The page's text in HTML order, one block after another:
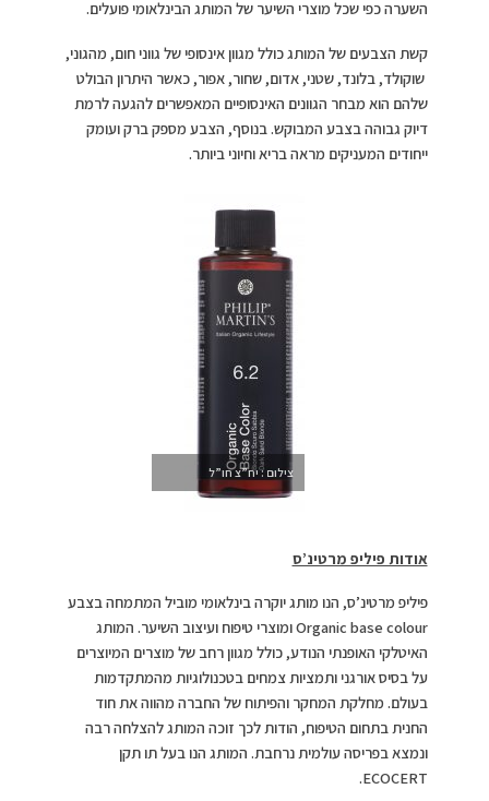
השערה כפי שכל מוצרי השיער של המותג הבינלאומי פועלים.
קשת הצבעים של המותג כולל מגוון אינסופי של גווני חום, מהגוני,
שוקולד, בלונד, שטני, אדום, שחור, אפור, כאשר היתרון הבולט
שלהם הוא מבחר הגוונים האינסופיים המאפשרים להגעה לרמת
דיוק גבוהה בצבע המבוקש. בנוסף, הצבע מספק ברק ועומק
ייחודים המעניקים מראה בריא וחיוני ביותר.
צילום : יח”צ חו”ל
אודות פיליפ מרטינ’ס
פיליפ מרטינ’ס, הנו מותג יוקרה בינלאומי מוביל המתמחה בצבע
Organic base colour ומוצרי טיפוח ועיצוב השיער. המותג
האיטלקי האופנתי הנודע, כולל מגוון רחב של מוצרים המיוצרים
על בסיס אורגני ותמציות צמחים בטכנולוגיות מהמתקדמות
בעולם. מחלקת המחקר והפיתוח של החברה מהווה את חוד
החנית בתחום הטיפוח, הודות לכך זוכה המותג להצלחה רבה
ונמצא בפריסה עולמית נרחבת. המותג הנו בעל תו תקן
ECOCERT.